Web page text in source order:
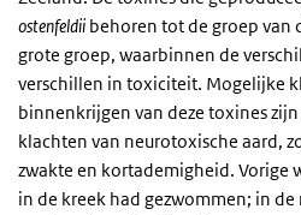
ostenfeldii behoren tot de groep van
grote groep, waarbinnen de
verschillen in toxiciteit. Mogelijke
binnenkrijgen van deze toxines
klachten van neurotoxische aard,
zwakte en kortademigheid. Vorige
in de kreek had gezwommen; in